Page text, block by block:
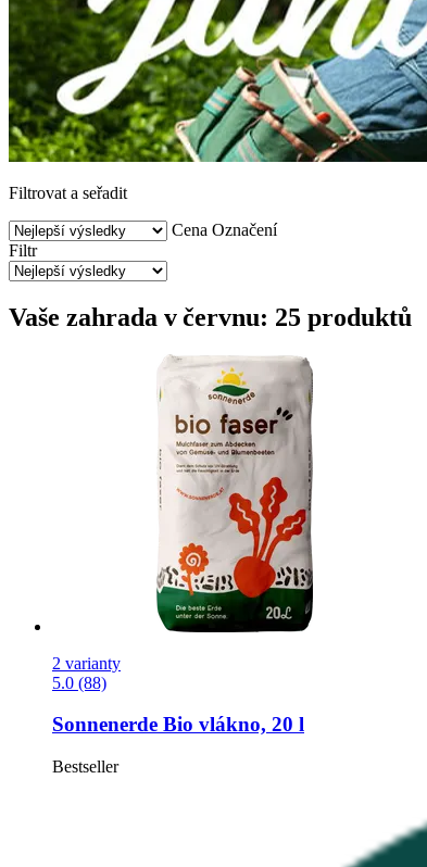
Filtrovat a seřadit
Cena Označení
Filtr
Vaše zahrada v červnu: 25 produktů
2 varianty
5.0 (88)
Sonnenerde Bio vlákno, 20 l
Bestseller